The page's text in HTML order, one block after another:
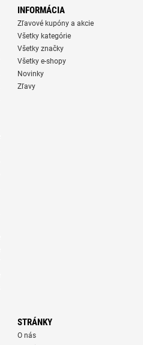
INFORMÁCIA
Zľavové kupóny a akcie
Všetky kategórie
Všetky značky
Všetky e-shopy
Novinky
Zľavy
STRÁNKY
O nás